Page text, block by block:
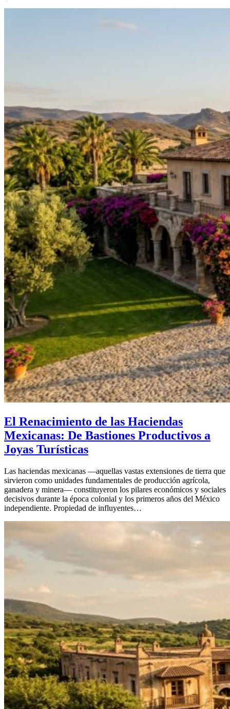
El Renacimiento de las Haciendas
Mexicanas: De Bastiones Productivos a
Joyas Turísticas
Las haciendas mexicanas —aquellas vastas extensiones de tierra que
sirvieron como unidades fundamentales de producción agrícola,
ganadera y minera— constituyeron los pilares económicos y sociales
decisivos durante la época colonial y los primeros años del México
independiente. Propiedad de influyentes…